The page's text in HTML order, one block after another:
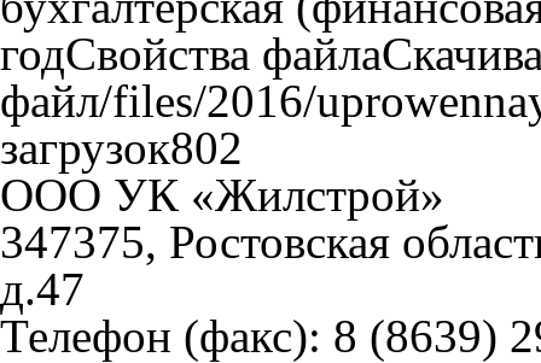
годСвойства
файл/files/2016/
загрузок802
ООО УК «Жилстрой»
347375, Ростовская
д.47
Телефон (факс): 8 (8639)